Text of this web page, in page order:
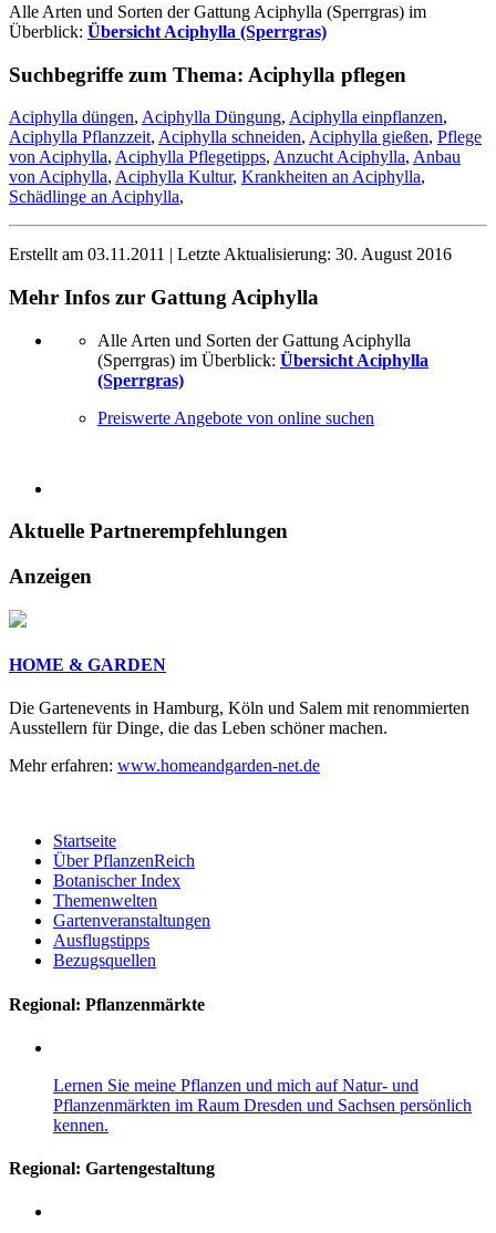
Alle Arten und Sorten der Gattung Aciphylla (Sperrgras) im
Überblick: Übersicht Aciphylla (Sperrgras)
Suchbegriffe zum Thema: Aciphylla pflegen
Aciphylla düngen, Aciphylla Düngung, Aciphylla einpflanzen,
Aciphylla Pflanzzeit, Aciphylla schneiden, Aciphylla gießen, Pflege
von Aciphylla, Aciphylla Pflegetipps, Anzucht Aciphylla, Anbau
von Aciphylla, Aciphylla Kultur, Krankheiten an Aciphylla,
Schädlinge an Aciphylla,
Erstellt am 03.11.2011 | Letzte Aktualisierung: 30. August 2016
Mehr Infos zur Gattung Aciphylla
Alle Arten und Sorten der Gattung Aciphylla
(Sperrgras) im Überblick: Übersicht Aciphylla
(Sperrgras)
Preiswerte Angebote von online suchen
Aktuelle Partnerempfehlungen
Anzeigen
HOME & GARDEN
Die Gartenevents in Hamburg, Köln und Salem mit renommierten
Ausstellern für Dinge, die das Leben schöner machen.
Mehr erfahren: www.homeandgarden-net.de
Startseite
Über PflanzenReich
Botanischer Index
Themenwelten
Gartenveranstaltungen
Ausflugstipps
Bezugsquellen
Regional: Pflanzenmärkte
Lernen Sie meine Pflanzen und mich auf Natur- und
Pflanzenmärkten im Raum Dresden und Sachsen persönlich
kennen.
Regional: Gartengestaltung